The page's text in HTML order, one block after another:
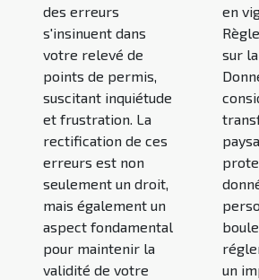
des erreurs
s'insinuent dans
votre relevé de
points de permis,
suscitant inquiétude
et frustration. La
rectification de ces
erreurs est non
seulement un droit,
mais également un
aspect fondamental
pour maintenir la
validité de votre
en
sur
un